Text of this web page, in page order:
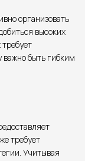
организовать
высоких
быть гибким
требует
Учитывая